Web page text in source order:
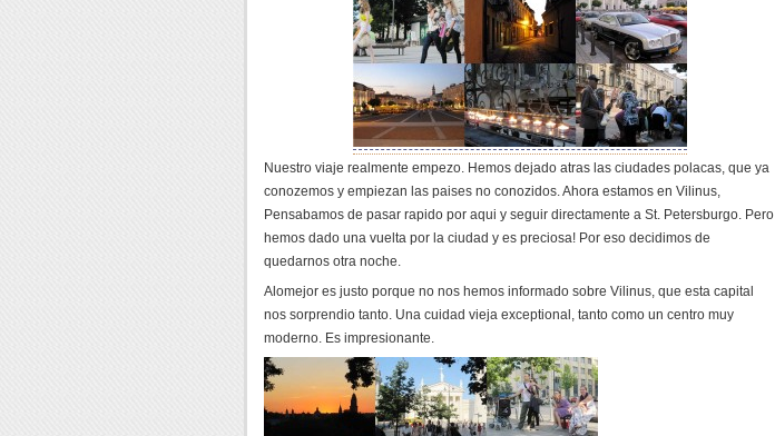
Nuestro viaje realmente empezo. Hemos dejado atras las ciudades polacas, que ya
conozemos y empiezan las paises no conozidos. Ahora estamos en Vilinus,
Pensabamos de pasar rapido por aqui y seguir directamente a St. Petersburgo. Pero
hemos dado una vuelta por la ciudad y es preciosa! Por eso decidimos de
quedarnos otra noche.
Alomejor es justo porque no nos hemos informado sobre Vilinus, que esta capital
nos sorprendio tanto. Una cuidad vieja exceptional, tanto como un centro muy
moderno. Es impresionante.